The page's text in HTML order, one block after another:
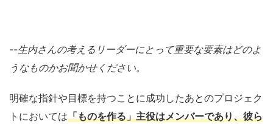
--生内さんの考えるリーダーにとって重要な要素はどのよ
うなものかお聞かせください。
明確な指針や目標を持つことに成功したあとのプロジェク
トにおいては「ものを作る」主役はメンバーであり、彼ら